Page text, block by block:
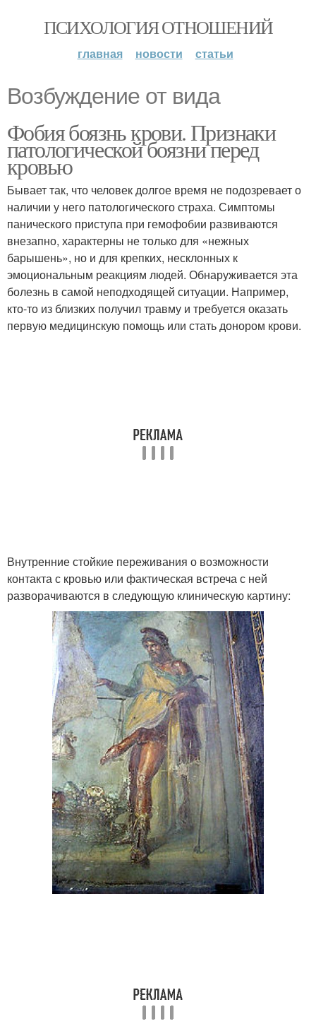
ПСИХОЛОГИЯ ОТНОШЕНИЙ
главная новости статьи
Возбуждение от вида
Фобия боязнь крови. Признаки
патологической боязни перед
кровью
Бывает так, что человек долгое время не подозревает о
наличии у него патологического страха. Симптомы
панического приступа при гемофобии развиваются
внезапно, характерны не только для «нежных
барышень», но и для крепких, несклонных к
эмоциональным реакциям людей. Обнаруживается эта
болезнь в самой неподходящей ситуации. Например,
кто-то из близких получил травму и требуется оказать
первую медицинскую помощь или стать донором крови.
Внутренние стойкие переживания о возможности
контакта с кровью или фактическая встреча с ней
разворачиваются в следующую клиническую картину: